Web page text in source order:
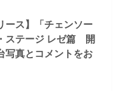
ース】「チェンソー
ステージ レゼ篇 開
真とコメントをお